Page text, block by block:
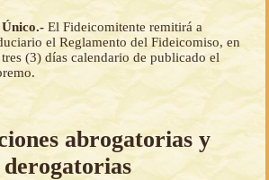
El Fideicomitente remitirá a
el Reglamento del Fideicomiso, en
(3) días calendario de publicado el
abrogatorias y
derogatorias